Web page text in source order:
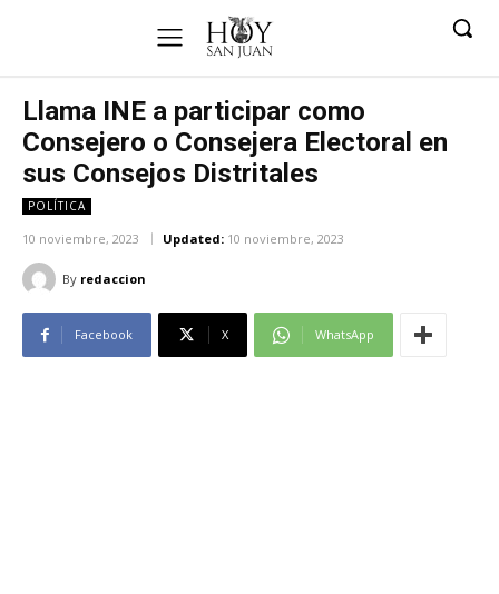
Llama INE a participar como
Consejero o Consejera Electoral en
sus Consejos Distritales
POLÍTICA
10 noviembre, 2023 Updated: 10 noviembre, 2023
By redaccion
Facebook X WhatsApp